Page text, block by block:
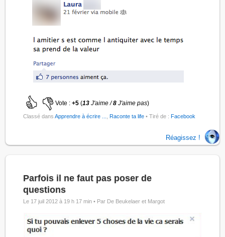
Vote :+5 (13J'aime /8 J'aime pas)
Classé dansApprendre à écrire ..., Raconte ta life • Tiré de : Facebook
Réagissez !
Parfois il ne faut pas poser de
questions
Le 17 juil 2012 à 19 h 17 min • Par De Beukelaer et Margot